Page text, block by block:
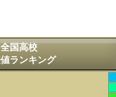
全国高校
ランキング